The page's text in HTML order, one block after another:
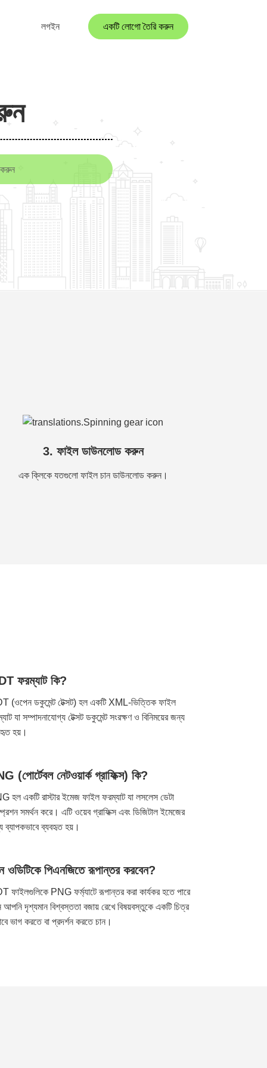
লগইন একটি লোগো তৈরি করুন
3. ফাইল ডাউনলোড করুন
এক ক্লিকে যতগুলো ফাইল চান ডাউনলোড করুন।
ফরম্যাট কি?
(ওপেন ডকুমেন্ট টেক্সট) হল একটি XML-ভিত্তিক ফাইল
যা সম্পাদনাযোগ্য টেক্সট ডকুমেন্ট সংরক্ষণ ও বিনিময়ের জন্য
হয়।
(পোর্টেবল নেটওয়ার্ক গ্রাফিক্স) কি?
হল একটি রাস্টার ইমেজ ফাইল ফরম্যাট যা লসলেস ডেটা
সমর্থন করে। এটি ওয়েব গ্রাফিক্স এবং ডিজিটাল ইমেজের
ব্যাপকভাবে ব্যবহৃত হয়।
ওডিটিকে পিএনজিতে রূপান্তর করবেন?
ফাইলগুলিকে PNG ফর্ম্যাটে রূপান্তর করা কার্যকর হতে পারে
আপনি দৃশ্যমান বিশ্বস্ততা বজায় রেখে বিষয়বস্তুকে একটি চিত্র
ভাগ করতে বা প্রদর্শন করতে চান।